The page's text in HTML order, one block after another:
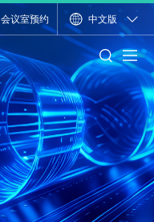
会议室预约 中文版